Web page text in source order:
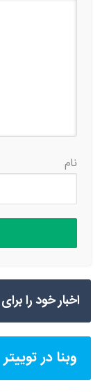
نام
اخبار خود را
وبنا در توییتر